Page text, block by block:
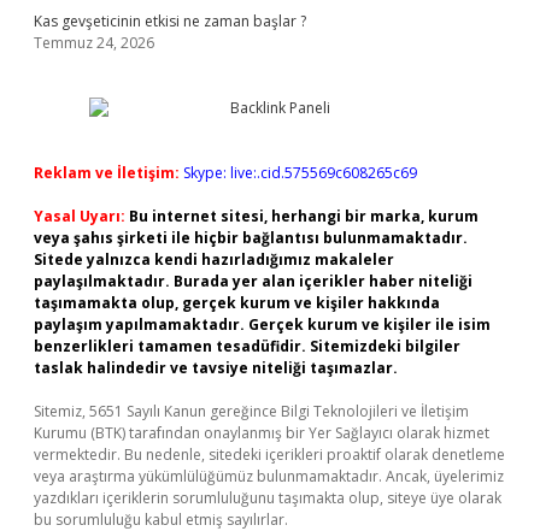
Kas gevşeticinin etkisi ne zaman başlar ?
Temmuz 24, 2026
Reklam ve İletişim: Skype: live:.cid.575569c608265c69
Yasal Uyarı: Bu internet sitesi, herhangi bir marka, kurum
veya şahıs şirketi ile hiçbir bağlantısı bulunmamaktadır.
Sitede yalnızca kendi hazırladığımız makaleler
paylaşılmaktadır. Burada yer alan içerikler haber niteliği
taşımamakta olup, gerçek kurum ve kişiler hakkında
paylaşım yapılmamaktadır. Gerçek kurum ve kişiler ile isim
benzerlikleri tamamen tesadüfidir. Sitemizdeki bilgiler
taslak halindedir ve tavsiye niteliği taşımazlar.
Sitemiz, 5651 Sayılı Kanun gereğince Bilgi Teknolojileri ve İletişim
Kurumu (BTK) tarafından onaylanmış bir Yer Sağlayıcı olarak hizmet
vermektedir. Bu nedenle, sitedeki içerikleri proaktif olarak denetleme
veya araştırma yükümlülüğümüz bulunmamaktadır. Ancak, üyelerimiz
yazdıkları içeriklerin sorumluluğunu taşımakta olup, siteye üye olarak
bu sorumluluğu kabul etmiş sayılırlar.